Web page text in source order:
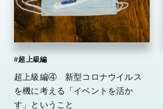
#超上級編
超上級編④ 新型コロナウイルス
を機に考える「イベントを活か
す」ということ